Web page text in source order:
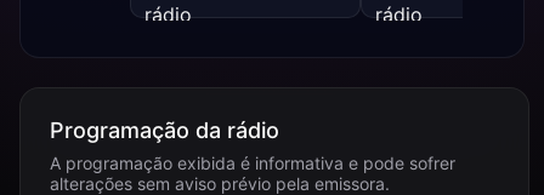
Programação da rádio
A programação exibida é informativa e pode sofrer
alterações sem aviso prévio pela emissora.